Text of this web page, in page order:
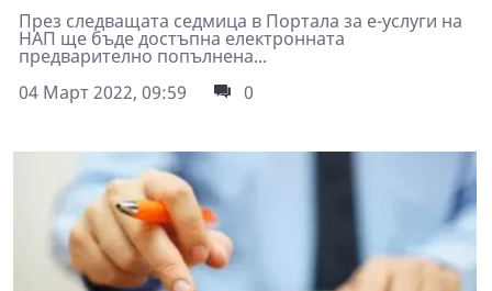
През следващата седмица в Портала за е-услуги на
НАП ще бъде достъпна електронната
предварително попълнена...
04 Март 2022, 09:59
0